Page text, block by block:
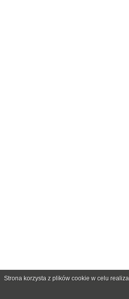
Strona korzysta z plików cookie w celu